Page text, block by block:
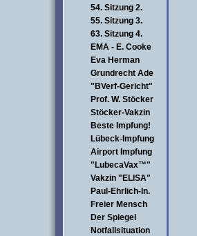
54. Sitzung 2.
55. Sitzung 3.
63. Sitzung 4.
EMA - E. Cooke
Eva Herman
Grundrecht Ade
"BVerf-Gericht"
Prof. W. Stöcker
Stöcker-Vakzin
Beste Impfung!
Lübeck-Impfung
Airport Impfung
"LubecaVax™"
Vakzin "ELISA"
Paul-Ehrlich-In.
Freier Mensch
Der Spiegel
Notfallsituation